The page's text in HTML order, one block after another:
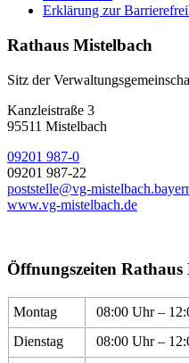
Erklärung zur
Rathaus Mistelbach
Sitz der
Kanzleistraße 3
95511 Mistelbach
09201 987-0
09201 987-22
poststelle@vg-
www.vg-mistelbach.de
Öffnungszeiten Rathaus
Montag 08:00 Uhr –
Dienstag
08:00 Uhr –